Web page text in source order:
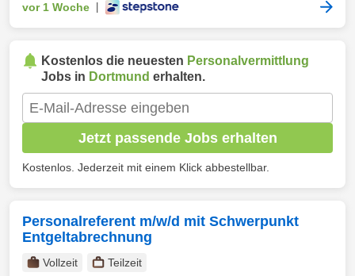
vor 1 Woche
Kostenlos die neuesten Personalvermittlung
Jobs in Dortmund erhalten.
Jetzt passende Jobs erhalten
Kostenlos. Jederzeit mit einem Klick abbestellbar.
Personalreferent m/w/d mit Schwerpunkt
Entgeltabrechnung
Vollzeit
Teilzeit